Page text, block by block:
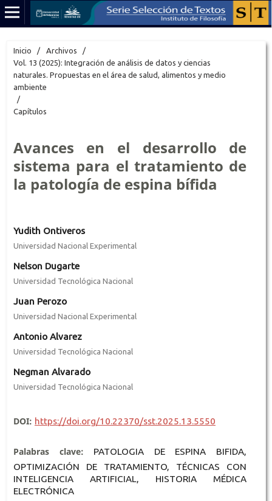
Inicio / Archivos
/
Vol. 13 (2025): Integración de análisis de datos y ciencias
naturales. Propuestas en el área de salud, alimentos y medio
ambiente
/
Capítulos
Avances en el desarrollo de
sistema para el tratamiento de
la patología de espina bífida
Yudith Ontiveros
Universidad Nacional Experimental
Nelson Dugarte
Universidad Tecnológica Nacional
Juan Perozo
Universidad Nacional Experimental
Antonio Alvarez
Universidad Tecnológica Nacional
Negman Alvarado
Universidad Tecnológica Nacional
DOI: https://doi.org/10.22370/sst.2025.13.5550
Palabras clave:
PATOLOGIA DE ESPINA BIFIDA,
OPTIMIZACIÓN DE TRATAMIENTO, TÉCNICAS CON
INTELIGENCIA ARTIFICIAL, HISTORIA MÉDICA
ELECTRÓNICA